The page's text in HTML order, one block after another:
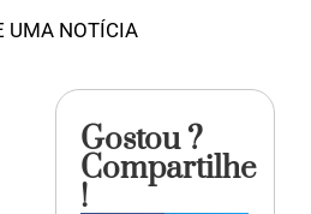
UMA NOTÍCIA
Gostou ?
Compartilhe
!